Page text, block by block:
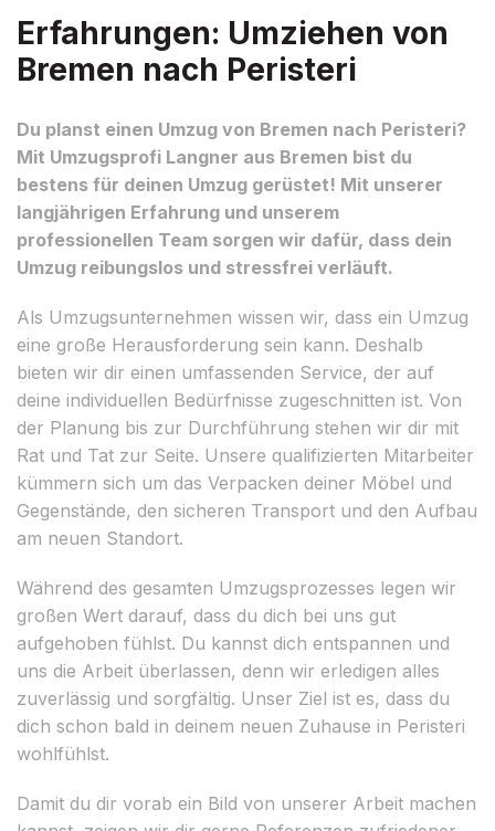
Erfahrungen: Umziehen von
Bremen nach Peristeri
Du planst einen Umzug von Bremen nach Peristeri?
Mit Umzugsprofi Langner aus Bremen bist du
bestens für deinen Umzug gerüstet! Mit unserer
langjährigen Erfahrung und unserem
professionellen Team sorgen wir dafür, dass dein
Umzug reibungslos und stressfrei verläuft.
Als Umzugsunternehmen wissen wir, dass ein Umzug
eine große Herausforderung sein kann. Deshalb
bieten wir dir einen umfassenden Service, der auf
deine individuellen Bedürfnisse zugeschnitten ist. Von
der Planung bis zur Durchführung stehen wir dir mit
Rat und Tat zur Seite. Unsere qualifizierten Mitarbeiter
kümmern sich um das Verpacken deiner Möbel und
Gegenstände, den sicheren Transport und den Aufbau
am neuen Standort.
Während des gesamten Umzugsprozesses legen wir
großen Wert darauf, dass du dich bei uns gut
aufgehoben fühlst. Du kannst dich entspannen und
uns die Arbeit überlassen, denn wir erledigen alles
zuverlässig und sorgfältig. Unser Ziel ist es, dass du
dich schon bald in deinem neuen Zuhause in Peristeri
wohlfühlst.
Damit du dir vorab ein Bild von unserer Arbeit machen